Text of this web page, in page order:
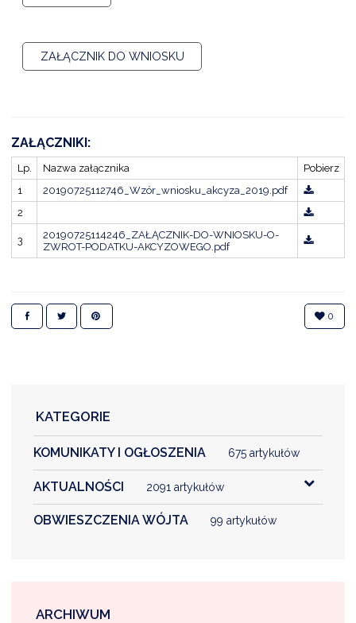
ZAŁĄCZNIK DO WNIOSKU
ZAŁĄCZNIKI:
Lp. Nazwa załącznika
Pobierz
1
20190725112746_Wzór_wniosku_akcyza_2019.pdf
2
3
20190725114246_ZAŁĄCZNIK-DO-WNIOSKU-O-
ZWROT-PODATKU-AKCYZOWEGO.pdf
0
KATEGORIE
KOMUNIKATY I OGŁOSZENIA 675 artykułów
AKTUALNOŚCI 2091 artykułów
OBWIESZCZENIA WÓJTA 99 artykułów
ARCHIWUM